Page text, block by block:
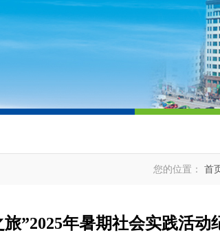
您的位置： 首
”2025年暑期社会实践活动